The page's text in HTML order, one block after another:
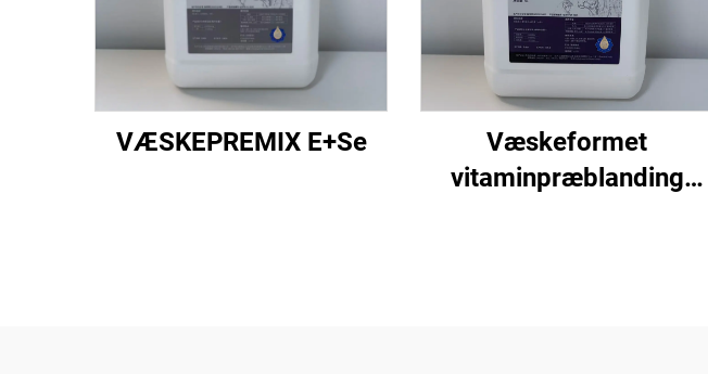
VÆSKEPREMIX E+Se
Væskeformet
vitaminpræblanding